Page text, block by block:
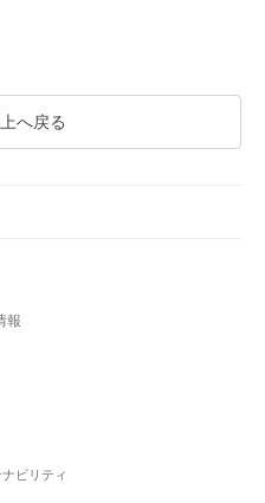
へ戻る
報
ビリティ